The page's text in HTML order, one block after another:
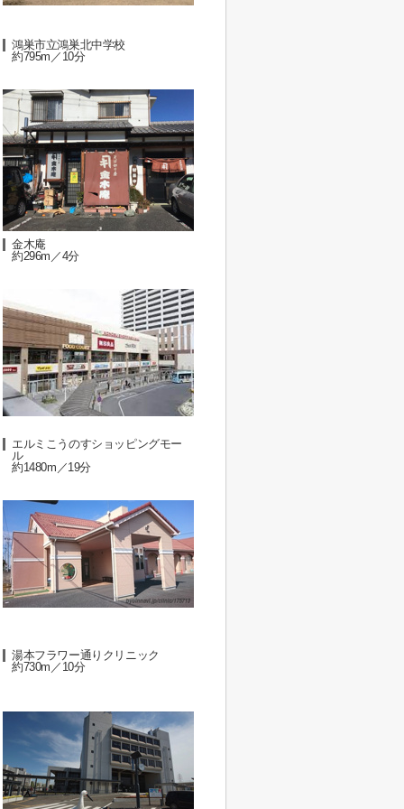
鴻巣市立鴻巣北中学校
約795m／10分
金木庵
約296m／4分
エルミこうのすショッピングモー
ル
約1480m／19分
湯本フラワー通りクリニック
約730m／10分